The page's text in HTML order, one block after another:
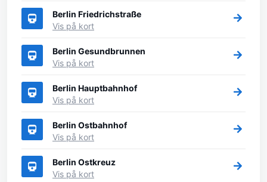
Berlin Friedrichstraße
Vis på kort
Berlin Gesundbrunnen
Vis på kort
Berlin Hauptbahnhof
Vis på kort
Berlin Ostbahnhof
Vis på kort
Berlin Ostkreuz
Vis på kort